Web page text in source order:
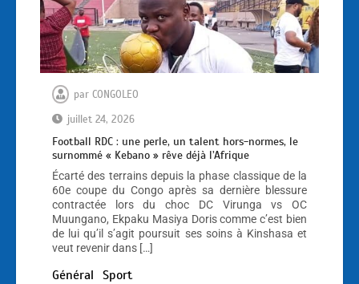
par CONGOLEO
juillet 24, 2026
Football RDC : une perle, un talent hors-normes, le
surnommé « Kebano » rêve déjà l’Afrique
Écarté des terrains depuis la phase classique de la
60e coupe du Congo après sa dernière blessure
contractée lors du choc DC Virunga vs OC
Muungano, Ekpaku Masiya Doris comme c’est bien
de lui qu’il s’agit poursuit ses soins à Kinshasa et
veut revenir dans […]
Général Sport